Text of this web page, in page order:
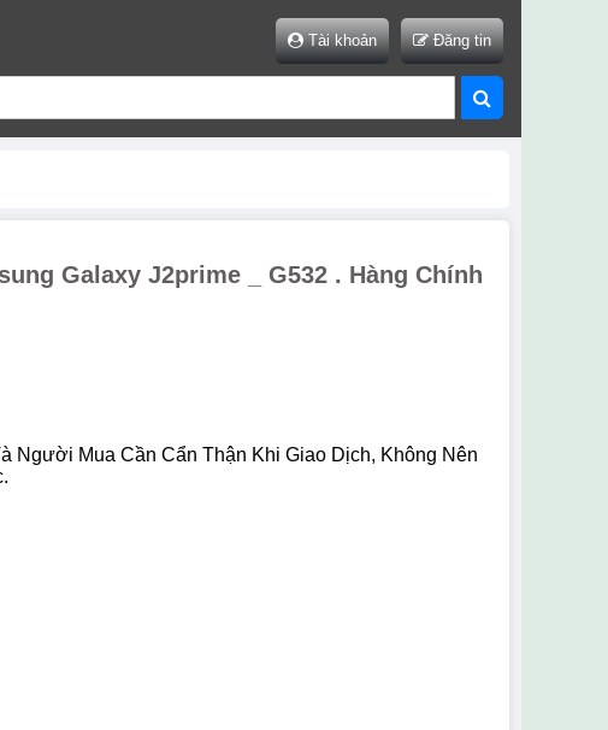
Tài khoản Đăng tin
Galaxy J2prime _ G532 . Hàng Chính
Người Mua Cần Cẩn Thận Khi Giao Dịch, Không Nên